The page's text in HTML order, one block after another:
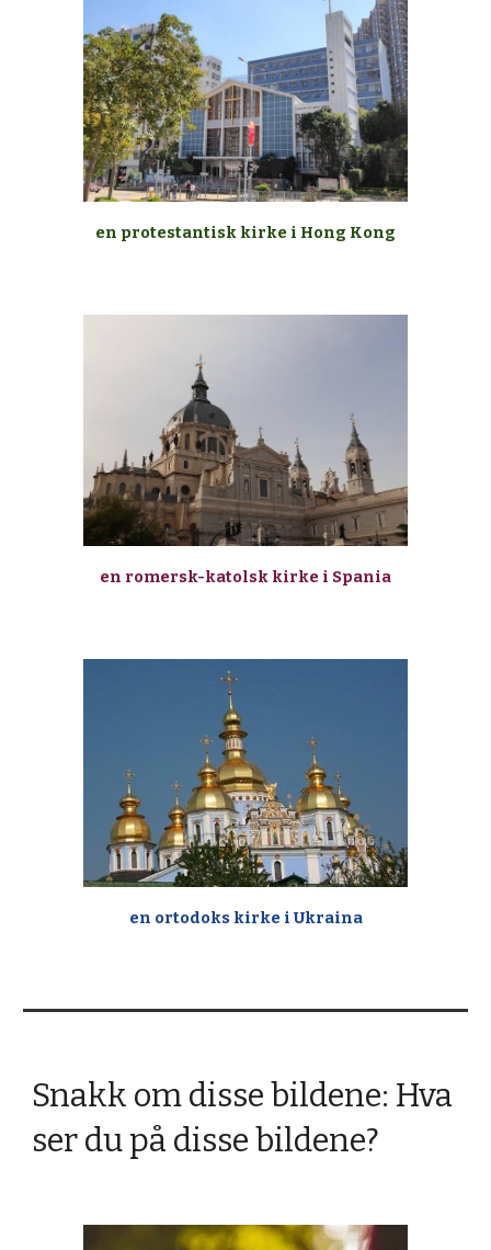
en protestantisk kirke i Hong Kong
en romersk-katolsk kirke i Spania
en ortodoks kirke i Ukraina
Snakk om disse bildene: Hva
ser du på disse bildene?